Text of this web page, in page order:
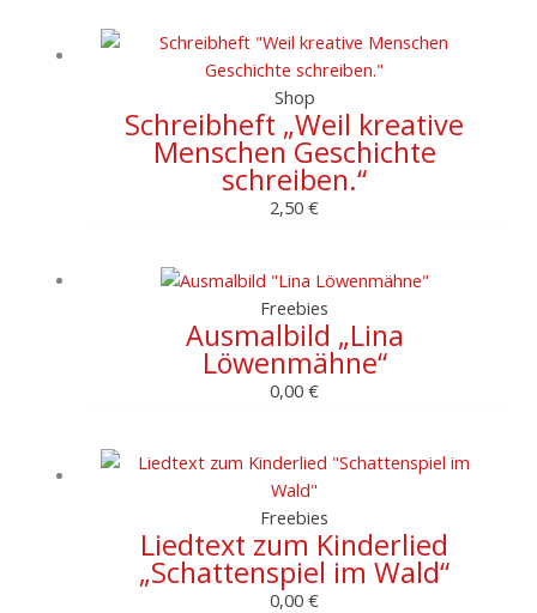
Shop
Schreibheft „Weil kreative
Menschen Geschichte
schreiben.“
2,50€
Freebies
Ausmalbild „Lina
Löwenmähne“
0,00€
Freebies
Liedtext zum Kinderlied
„Schattenspiel im Wald“
0,00€